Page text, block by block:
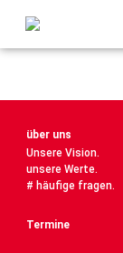
über uns
Unsere Vision.
unsere Werte.
# häufige fragen.
Termine